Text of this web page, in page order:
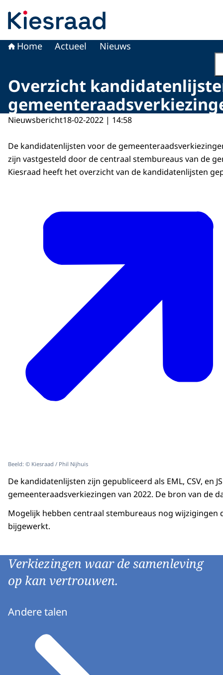
Home Actueel Nieuws
Overzicht
Nieuwsbericht18-02-2022 | 14:58
De kandidatenlijsten voor de
zijn vastgesteld door de centraal stembureaus van de
Kiesraad heeft het overzicht van de kandidatenlijsten
Beeld: © Kiesraad / Phil Nijhuis
De kandidatenlijsten zijn gepubliceerd als EML, CSV, en
gemeenteraadsverkiezingen van 2022. De bron van de
Mogelijk hebben centraal stembureaus nog
bijgewerkt.
Verkiezingen waar de samenleving
op kan vertrouwen.
Andere talen